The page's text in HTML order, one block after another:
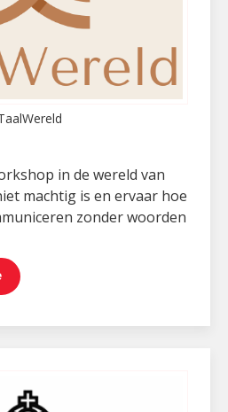
in de wereld van
machtig is en ervaar hoe
zonder woorden